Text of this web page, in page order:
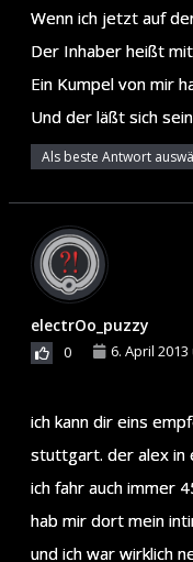
Wenn ich jetzt auf
Der Inhaber heißt
Ein Kumpel von mir
Und der läßt sich
Als beste Antwort
electrOo_puzzy
0 6. April 2013
ich kann dir eins
stuttgart. der alex in
ich fahr auch immer
hab mir dort mein
und ich war wirklich